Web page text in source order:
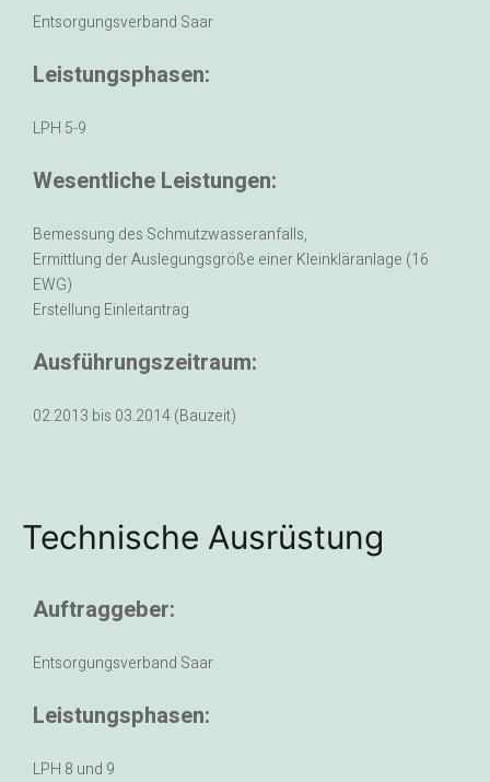
Entsorgungsverband Saar
Leistungsphasen:
LPH 5-9
Wesentliche Leistungen:
Bemessung des Schmutzwasseranfalls,
Ermittlung der Auslegungsgröße einer Kleinkläranlage (16
EWG)
Erstellung Einleitantrag
Ausführungszeitraum:
02.2013 bis 03.2014 (Bauzeit)
Technische Ausrüstung
Auftraggeber:
Entsorgungsverband Saar
Leistungsphasen:
LPH 8 und 9